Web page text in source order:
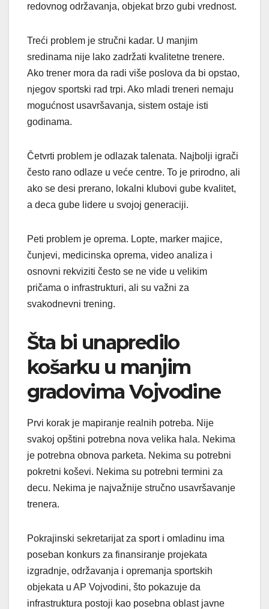
redovnog održavanja, objekat brzo gubi vrednost.
Treći problem je stručni kadar. U manjim
sredinama nije lako zadržati kvalitetne trenere.
Ako trener mora da radi više poslova da bi opstao,
njegov sportski rad trpi. Ako mladi treneri nemaju
mogućnost usavršavanja, sistem ostaje isti
godinama.
Četvrti problem je odlazak talenata. Najbolji igrači
često rano odlaze u veće centre. To je prirodno, ali
ako se desi prerano, lokalni klubovi gube kvalitet,
a deca gube lidere u svojoj generaciji.
Peti problem je oprema. Lopte, marker majice,
čunjevi, medicinska oprema, video analiza i
osnovni rekviziti često se ne vide u velikim
pričama o infrastrukturi, ali su važni za
svakodnevni trening.
Šta bi unapredilo
košarku u manjim
gradovima Vojvodine
Prvi korak je mapiranje realnih potreba. Nije
svakoj opštini potrebna nova velika hala. Nekima
je potrebna obnova parketa. Nekima su potrebni
pokretni koševi. Nekima su potrebni termini za
decu. Nekima je najvažnije stručno usavršavanje
trenera.
Pokrajinski sekretarijat za sport i omladinu ima
poseban konkurs za finansiranje projekata
izgradnje, održavanja i opremanja sportskih
objekata u AP Vojvodini, što pokazuje da
infrastruktura postoji kao posebna oblast javne